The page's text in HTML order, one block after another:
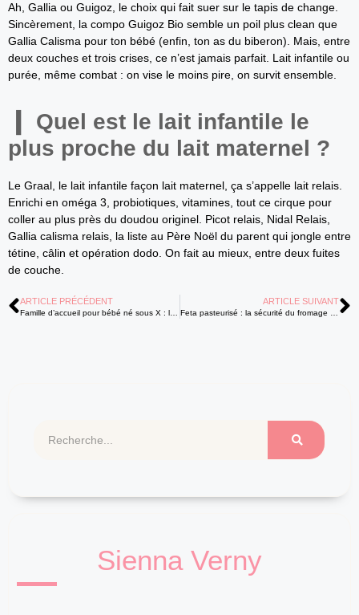
Ah, Gallia ou Guigoz, le choix qui fait suer sur le tapis de change.
Sincèrement, la compo Guigoz Bio semble un poil plus clean que
Gallia Calisma pour ton bébé (enfin, ton as du biberon). Mais, entre
deux couches et trois crises, ce n’est jamais parfait. Lait infantile ou
purée, même combat : on vise le moins pire, on survit ensemble.
Quel est le lait infantile le
plus proche du lait maternel ?
Le Graal, le lait infantile façon lait maternel, ça s’appelle lait relais.
Enrichi en oméga 3, probiotiques, vitamines, tout ce cirque pour
coller au plus près du doudou originel. Picot relais, Nidal Relais,
Gallia calisma relais, la liste au Père Noël du parent qui jongle entre
tétine, câlin et opération dodo. On fait au mieux, entre deux fuites
de couche.
ARTICLE PRÉCÉDENT ARTICLE SUIVANT
Sienna Verny